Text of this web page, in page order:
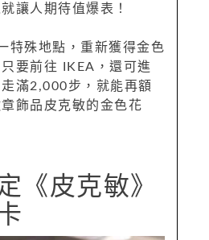
讓人期待值爆表！
特殊地點，重新獲得金色
要前往 IKEA，還可進
滿2,000步，就能再額
飾品皮克敏的金色花
《皮克敏》